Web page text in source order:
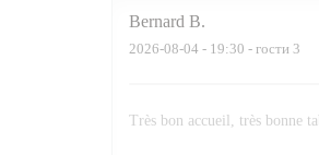
Bernard B
2026-08-04 - 19:30 - гости 3
Très bon accueil, très bonne